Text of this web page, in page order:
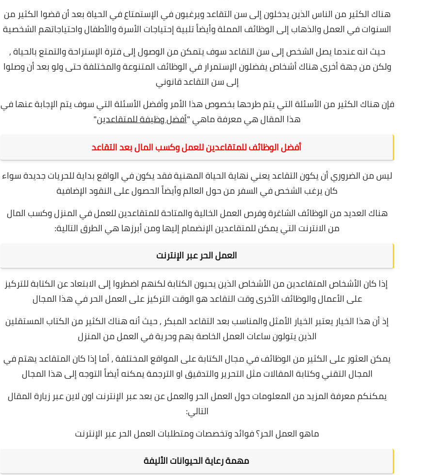
هناك الكثير من الناس الذين يدخلون إلى سن التقاعد ويرغبون في الإستمتاع في الحياة بعد أن قضوا الكثير من
السنوات في العمل والذهاب إلى الوظائف المملة وأيضاً تلبية إحتياجات الأسرة والأطفال واحتياجاتهم الشخصية
حيث انه عندما يصل الشخص إلى سن التقاعد سوف يتمكن من الوصول إلى فترة الإستراحة والتمتع بالحياة ,
ولكن من جهة أخرى هناك أشخاص يفضلون الإستمرار في الوظائف المتنوعة والمختلفة حتى ولو بعد أن وصلوا
إلى سن التقاعد قانوني
فإن هناك الكثير من الأسئلة التي يتم طرحها بخصوص هذا الأمر وأفضل الأسئلة التي سوف يتم الإجابة عنها في
هذا المقال هي معرفة ماهي "أفضل وظيفة للمتقاعدين"
أفضل الوظائف للمتقاعدين للعمل وكسب المال بعد التقاعد
ليس من الضروري أن يكون التقاعد يعني نهاية الحياة المهنية فقد يكون في الواقع بداية للحريات جديدة سواء
كان يرغب الشخص في السفر من حول العالم وأيضاً الحصول على النقود الإضافية
هناك العديد من الوظائف الشاغرة وفرص العمل الخالية والمتاحة للمتقاعدين للعمل في المنزل وكسب المال
من الانترنت التي يمكن للمتقاعدين الإنضمام إليها ومن أبرزها هي الطرق التالية:
العمل الحر عبر الإنترنت
إذا كان الأشخاص المتقاعدين من الأشخاص الذين يحبون الكتابة لكنهم اضطروا إلى الابتعاد عن الكتابة للتركيز
على الأعمال والوظائف الأخرى وقت التقاعد هو الوقت التركيز على العمل الحر في هذا المجال
إذ أن هذا الخيار يعتبر الخيار الأمثل والمناسب بعد التقاعد المبكر , حيث أنه هناك الكثير من الكتاب المستقلين
الذين يتولون ساعات العمل الخاصة بهم وحرية في العمل من المنزل
يمكن العثور على الكثير من الوظائف في مجال الكتابة على المواقع المختلفة ,أما إذا كان المتقاعد يهتم في
المجال التقني وكتابة المقالات مثل التحرير والتدقيق او الترجمة يمكنه أيضاً التوجه إلى هذا المجال
يمكنكم معرفة المزيد من المعلومات حول العمل الحر والعمل عن بعد عبر الإنترنت اون لاين عبر زيارة المقال
التالي:
ماهو العمل الحر؟ فوائد وتخصصات ومتطلبات العمل الحر عبر الإنترنت
مهمة رعاية الحيوانات الأليفة